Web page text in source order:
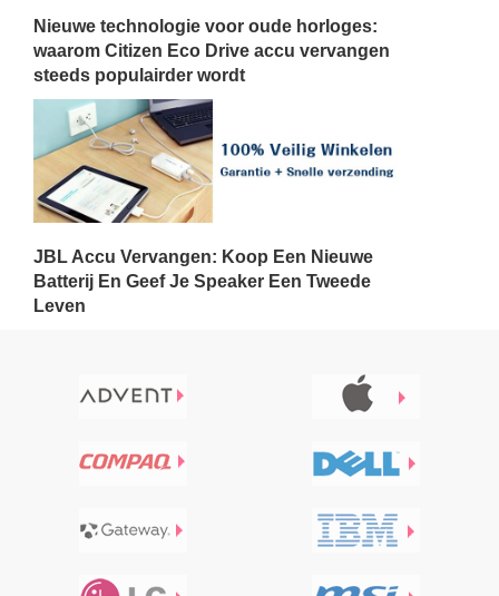
Nieuwe technologie voor oude horloges:
waarom Citizen Eco Drive accu vervangen
steeds populairder wordt
JBL Accu Vervangen: Koop Een Nieuwe
Batterij En Geef Je Speaker Een Tweede
Leven